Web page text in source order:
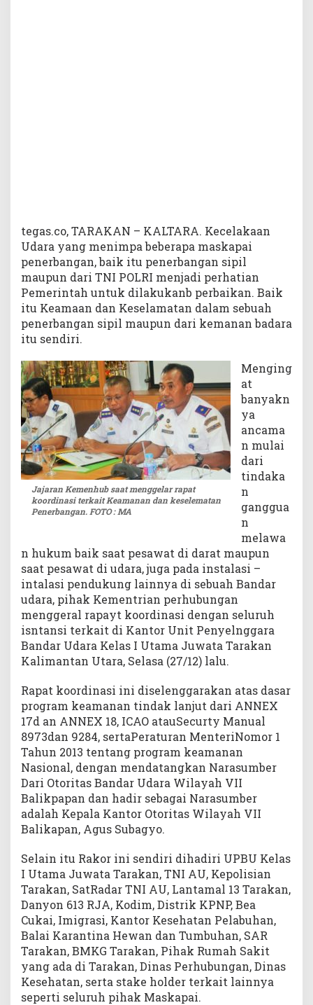
r
a
J
u
w
a
t
tegas.co, TARAKAN – KALTARA. Kecelakaan
Udara yang menimpa beberapa maskapai
penerbangan, baik itu penerbangan sipil
maupun dari TNI POLRI menjadi perhatian
Pemerintah untuk dilakukanb perbaikan. Baik
itu Keamaan dan Keselamatan dalam sebuah
penerbangan sipil maupun dari kemanan badara
itu sendiri.
Jajaran Kemenhub saat menggelar rapat
koordinasi terkait Keamanan dan keselematan
Penerbangan. FOTO : MA
Menging
at
banyakn
ya
ancama
n mulai
dari
tindaka
n
ganggua
n
melawa
n hukum baik saat pesawat di darat maupun
saat pesawat di udara, juga pada instalasi –
intalasi pendukung lainnya di sebuah Bandar
udara, pihak Kementrian perhubungan
menggeral rapayt koordinasi dengan seluruh
isntansi terkait di Kantor Unit Penyelnggara
Bandar Udara Kelas I Utama Juwata Tarakan
Kalimantan Utara, Selasa (27/12) lalu.
Rapat koordinasi ini diselenggarakan atas dasar
program keamanan tindak lanjut dari ANNEX
17d an ANNEX 18, ICAO atauSecurty Manual
8973dan 9284, sertaPeraturan MenteriNomor 1
Tahun 2013 tentang program keamanan
Nasional, dengan mendatangkan Narasumber
Dari Otoritas Bandar Udara Wilayah VII
Balikpapan dan hadir sebagai Narasumber
adalah Kepala Kantor Otoritas Wilayah VII
Balikapan, Agus Subagyo.
Selain itu Rakor ini sendiri dihadiri UPBU Kelas
I Utama Juwata Tarakan, TNI AU, Kepolisian
Tarakan, SatRadar TNI AU, Lantamal 13 Tarakan,
Danyon 613 RJA, Kodim, Distrik KPNP, Bea
Cukai, Imigrasi, Kantor Kesehatan Pelabuhan,
Balai Karantina Hewan dan Tumbuhan, SAR
Tarakan, BMKG Tarakan, Pihak Rumah Sakit
yang ada di Tarakan, Dinas Perhubungan, Dinas
Kesehatan, serta stake holder terkait lainnya
seperti seluruh pihak Maskapai.